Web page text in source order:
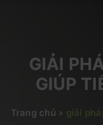
GIẢI
GIÚP
Trang chủ » giải